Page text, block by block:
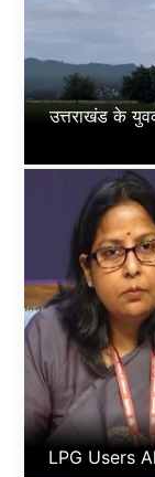
उत्तराखंड के
LPG Users